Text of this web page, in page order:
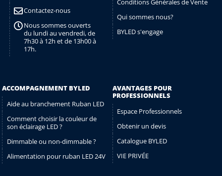
Contactez-nous
Nous sommes ouverts
du lundi au vendredi, de
7h30 à 12h et de 13h00 à
17h.
Conditions Générales de Vente
Qui sommes nous?
BYLED s'engage
ACCOMPAGNEMENT BYLED
Aide au branchement Ruban LED
Comment choisir la couleur de
son éclairage LED ?
Dimmable ou non-dimmable ?
Alimentation pour ruban LED 24V
AVANTAGES POUR
PROFESSIONNELS
Espace Professionnels
Obtenir un devis
Catalogue BYLED
VIE PRIVÉE